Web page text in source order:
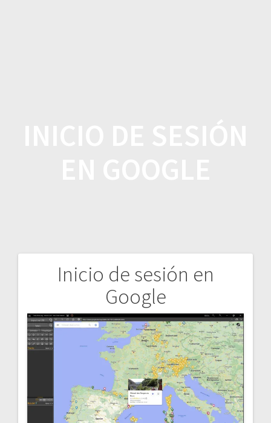
Inicio de sesión en
Google
Navegación
entradas